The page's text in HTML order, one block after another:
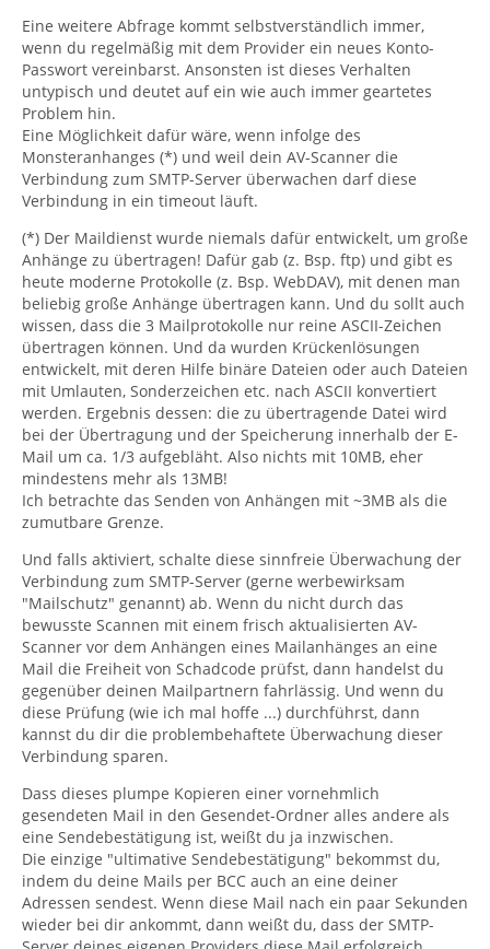
Eine weitere Abfrage kommt selbstverständlich immer,
wenn du regelmäßig mit dem Provider ein neues Konto-
Passwort vereinbarst. Ansonsten ist dieses Verhalten
untypisch und deutet auf ein wie auch immer geartetes
Problem hin.
Eine Möglichkeit dafür wäre, wenn infolge des
Monsteranhanges (*) und weil dein AV-Scanner die
Verbindung zum SMTP-Server überwachen darf diese
Verbindung in ein timeout läuft.
(*) Der Maildienst wurde niemals dafür entwickelt, um große
Anhänge zu übertragen! Dafür gab (z. Bsp. ftp) und gibt es
heute moderne Protokolle (z. Bsp. WebDAV), mit denen man
beliebig große Anhänge übertragen kann. Und du sollt auch
wissen, dass die 3 Mailprotokolle nur reine ASCII-Zeichen
übertragen können. Und da wurden Krückenlösungen
entwickelt, mit deren Hilfe binäre Dateien oder auch Dateien
mit Umlauten, Sonderzeichen etc. nach ASCII konvertiert
werden. Ergebnis dessen: die zu übertragende Datei wird
bei der Übertragung und der Speicherung innerhalb der E-
Mail um ca. 1/3 aufgebläht. Also nichts mit 10MB, eher
mindestens mehr als 13MB!
Ich betrachte das Senden von Anhängen mit ~3MB als die
zumutbare Grenze.
Und falls aktiviert, schalte diese sinnfreie Überwachung der
Verbindung zum SMTP-Server (gerne werbewirksam
"Mailschutz" genannt) ab. Wenn du nicht durch das
bewusste Scannen mit einem frisch aktualisierten AV-
Scanner vor dem Anhängen eines Mailanhänges an eine
Mail die Freiheit von Schadcode prüfst, dann handelst du
gegenüber deinen Mailpartnern fahrlässig. Und wenn du
diese Prüfung (wie ich mal hoffe ...) durchführst, dann
kannst du dir die problembehaftete Überwachung dieser
Verbindung sparen.
Dass dieses plumpe Kopieren einer vornehmlich
gesendeten Mail in den Gesendet-Ordner alles andere als
eine Sendebestätigung ist, weißt du ja inzwischen.
Die einzige "ultimative Sendebestätigung" bekommst du,
indem du deine Mails per BCC auch an eine deiner
Adressen sendest. Wenn diese Mail nach ein paar Sekunden
wieder bei dir ankommt, dann weißt du, dass der SMTP-